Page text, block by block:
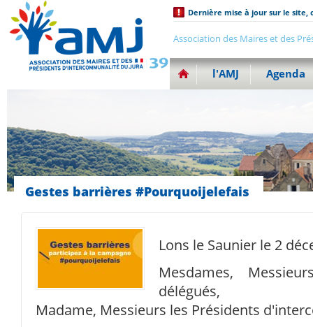
Dernière mise à jour sur le site,
Association des Maires et des
l'AMJ Agenda
Gestes barrières #Pourquoijelefais
Lons le Saunier le 2
Mesdames,
délégués,
Madame, Messieurs les Présidents